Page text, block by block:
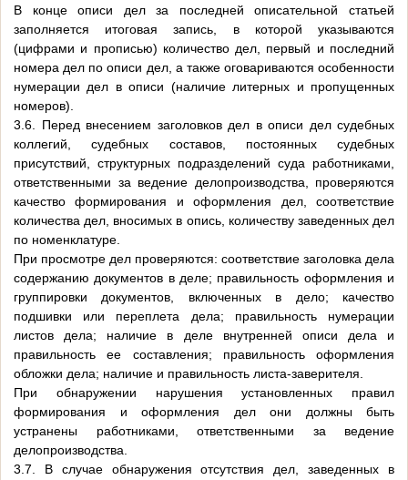
В конце описи дел за последней описательной статьей
заполняется итоговая запись, в которой указываются
(цифрами и прописью) количество дел, первый и последний
номера дел по описи дел, а также оговариваются особенности
нумерации дел в описи (наличие литерных и пропущенных
номеров).
3.6. Перед внесением заголовков дел в описи дел судебных
коллегий, судебных составов, постоянных судебных
присутствий, структурных подразделений суда работниками,
ответственными за ведение делопроизводства, проверяются
качество формирования и оформления дел, соответствие
количества дел, вносимых в опись, количеству заведенных дел
по номенклатуре.
При просмотре дел проверяются: соответствие заголовка дела
содержанию документов в деле; правильность оформления и
группировки документов, включенных в дело; качество
подшивки или переплета дела; правильность нумерации
листов дела; наличие в деле внутренней описи дела и
правильность ее составления; правильность оформления
обложки дела; наличие и правильность листа-заверителя.
При обнаружении нарушения установленных правил
формирования и оформления дел они должны быть
устранены работниками, ответственными за ведение
делопроизводства.
3.7. В случае обнаружения отсутствия дел, заведенных в